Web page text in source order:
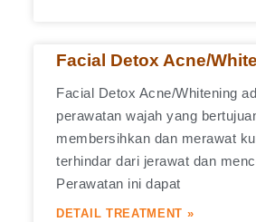
Facial Detox Acne/
Facial Detox Acne/Whitening
perawatan wajah yang
membersihkan dan merawat
terhindar dari jerawat dan
Perawatan ini dapat
DETAIL TREATMENT »